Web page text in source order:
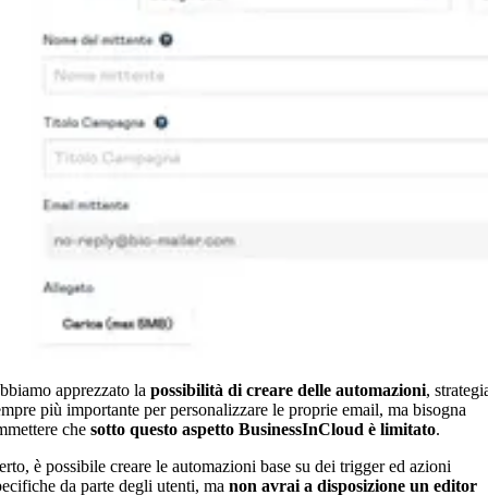
apprezzato la possibilità di creare delle automazioni,
più importante per personalizzare le proprie email, ma bisogna
che sotto questo aspetto BusinessInCloud è limitato.
è possibile creare le automazioni base su dei trigger ed azioni
da parte degli utenti, ma non avrai a disposizione un editor